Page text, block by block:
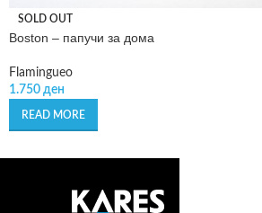
SOLD OUT
Boston – папучи за дома
Flamingueo
1.750 ден
READ MORE